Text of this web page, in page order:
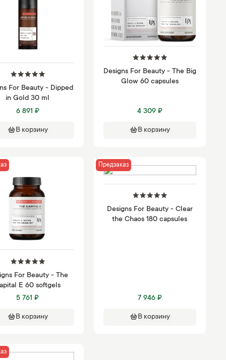
For Beauty - Dipped
in Gold 30 ml
6 891 ₽
В корзину
Designs For Beauty - The Big
Glow 60 capsules
4 309 ₽
В корзину
For Beauty - The
E 60 softgels
5 761 ₽
В корзину
Предзаказ
Designs For Beauty - Clear
the Chaos 180 capsules
7 946 ₽
В корзину